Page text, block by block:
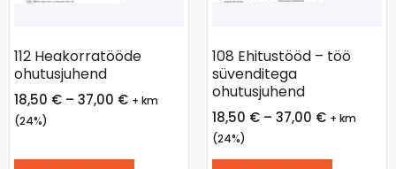
112 Heakorratööde
ohutusjuhend
18,50 € – 37,00 € + km
(24%)
108 Ehitustööd – töö
süvenditega
ohutusjuhend
18,50 € – 37,00 € + km
(24%)